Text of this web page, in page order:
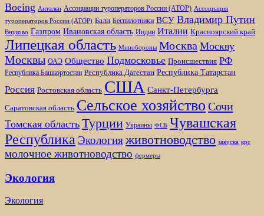
Boeing Антальи Ассоциации туроператоров России (АТОР) Ассоциация
туроператоров России (АТОР) Бали Беспилотники ВСУ Владимир Путин
Внуково Газпром Ивановская область Индии Италии Красноярский край
Липецкая область Минобороны Москва Москву
Москвы ОАЭ Общество Подмосковье Происшествия РФ
Республика Башкортостан Республика Дагестан Республика Татарстан
Россия Ростовская область США Санкт-Петербурга
Саратовская область Сельское хозяйство Сочи
Томская область Турции Украины ФСБ Чувашская
Республика Экологияживотноводство закуска крс
молочное животноводство фермеры
Экология
Экология